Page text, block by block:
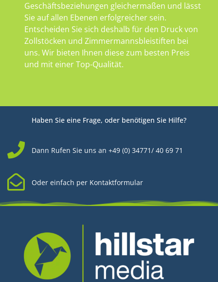
Geschäftsbeziehungen gleichermaßen und lässt
Sie auf allen Ebenen erfolgreicher sein.
Entscheiden Sie sich deshalb für den Druck von
Zollstöcken und Zimmermannsbleistiften bei
uns. Wir bieten Ihnen diese zum besten Preis
und mit einer Top-Qualität.
Haben Sie eine Frage, oder benötigen Sie Hilfe?
Dann Rufen Sie uns an +49 (0) 34771/ 40 69 71
Oder einfach per Kontaktformular